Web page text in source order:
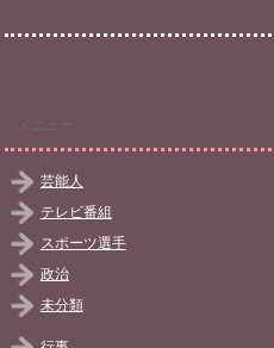
芸能人
テレビ番組
スポーツ選手
政治
未分類